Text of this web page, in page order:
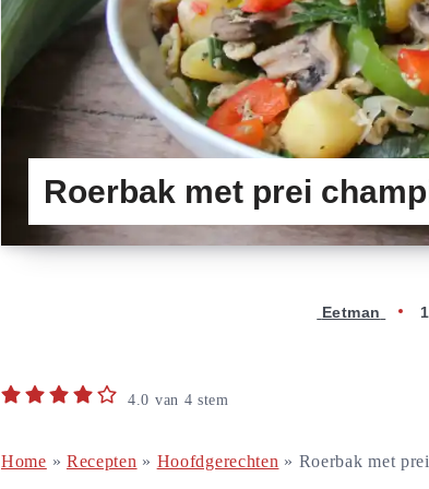
Roerbak met prei
Eetman
4.0 van 4 stem
Home » Recepten » Hoofdgerechten » Roerbak met